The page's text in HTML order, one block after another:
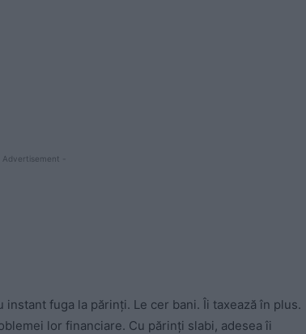
Advertisement -
fuga la părinți. Le cer bani. Îi taxează în plus.
lor financiare. Cu părinți slabi, adesea îi